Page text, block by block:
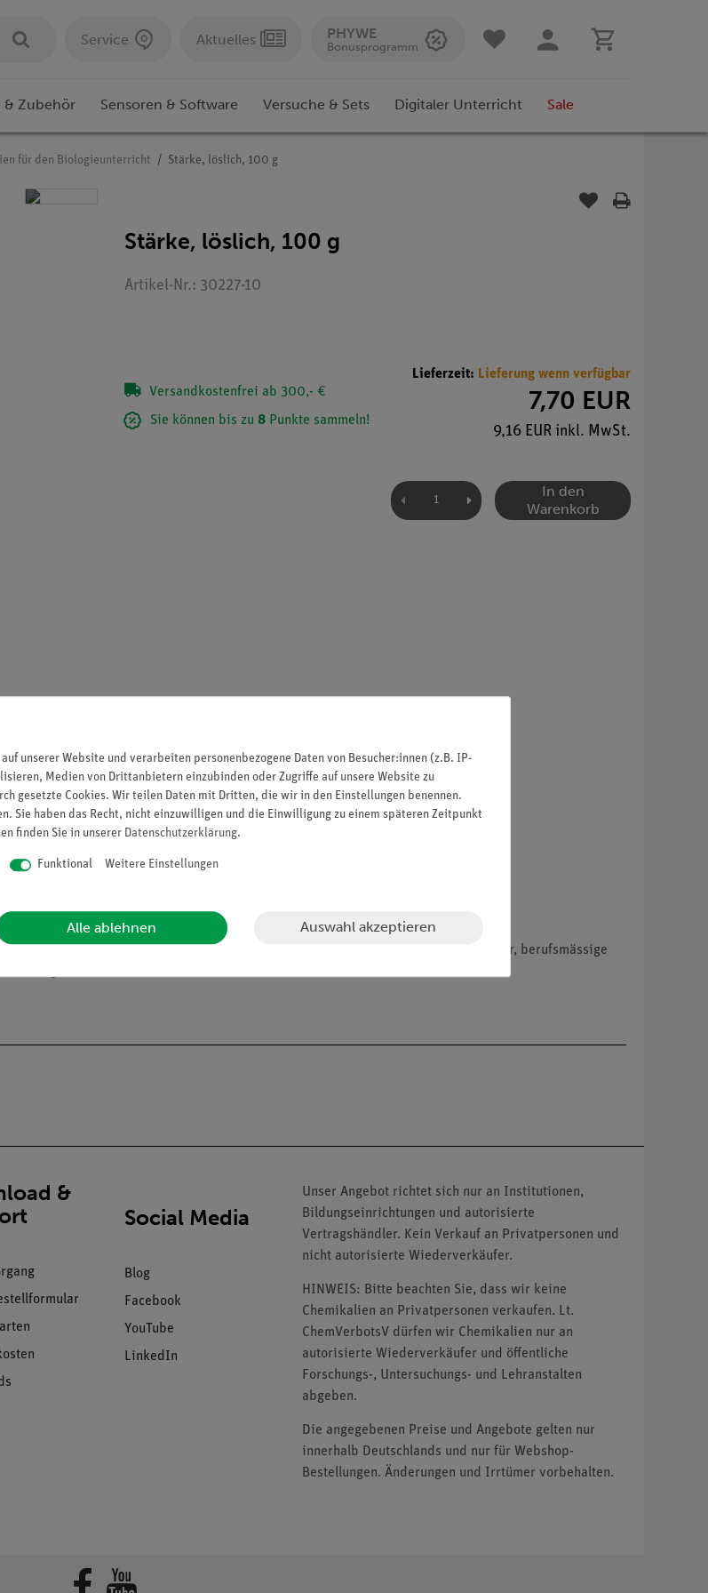
Service Aktuelles PHYWE
Bonusprogramm
& Zubehör Sensoren & Software Versuche & Sets Digitaler Unterricht Sale
für den Biologieunterricht Stärke, löslich, 100 g
Stärke, löslich, 100 g
Artikel-Nr.: 30227-10
Versandkostenfrei ab 300,- €
Sie können bis zu 8 Punkte sammeln!
Lieferzeit: Lieferung wenn verfügbar
7,70 EUR
9,16 EUR inkl. MwSt.
In den
Warenkorb
verkaufen. Lt. ChemVerbotsV dürfen wir Chemikalien nur an Wiederverkäufer, berufsmässige
abgeben
&
Social Media
Blog
Facebook
YouTube
LinkedIn
Unser Angebot richtet sich nur an Institutionen,
Bildungseinrichtungen und autorisierte
Vertragshändler. Kein Verkauf an Privatpersonen und
nicht autorisierte Wiederverkäufer.
HINWEIS: Bitte beachten Sie, dass wir keine
Chemikalien an Privatpersonen verkaufen. Lt.
ChemVerbotsV dürfen wir Chemikalien nur an
autorisierte Wiederverkäufer und öffentliche
Forschungs-, Untersuchungs- und Lehranstalten
abgeben.
Die angegebenen Preise und Angebote gelten nur
innerhalb Deutschlands und nur für Webshop-
Bestellungen. Änderungen und Irrtümer vorbehalten.
unserer Website und verarbeiten personenbezogene Daten von Besucher:innen (z.B. IP-
Medien von Drittanbietern einzubinden oder Zugriffe auf unsere Website zu
gesetzte Cookies. Wir teilen Daten mit Dritten, die wir in den Einstellungen benennen.
Sie haben das Recht, nicht einzuwilligen und die Einwilligung zu einem späteren Zeitpunkt
finden Sie in unserer Daten­schutz­erklärung.
Funktional Weitere Einstellungen
Alle ablehnen Auswahl akzeptieren